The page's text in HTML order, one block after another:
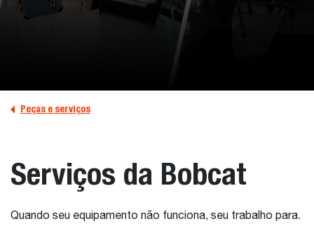
Peças e serviços
Serviços da Bobcat
Quando seu equipamento não funciona, seu trabalho para.